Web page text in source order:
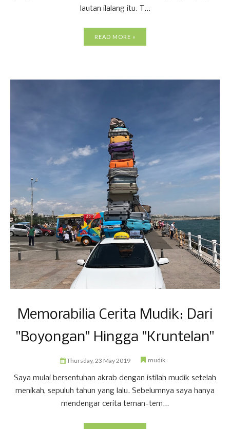
lautan ilalang itu. T...
READ MORE »
Memorabilia Cerita Mudik: Dari
"Boyongan" Hingga "Kruntelan"
Thursday, 23 May 2019 mudik
Saya mulai bersentuhan akrab dengan istilah mudik setelah
menikah, sepuluh tahun yang lalu. Sebelumnya saya hanya
mendengar cerita teman-tem...